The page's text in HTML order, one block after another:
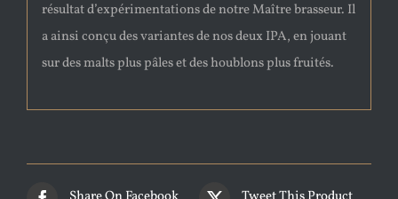
résultat d’expérimentations de notre Maître brasseur. Il
a ainsi conçu des variantes de nos deux IPA, en jouant
sur des malts plus pâles et des houblons plus fruités.